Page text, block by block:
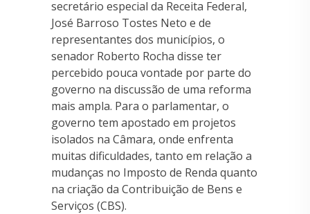
secretário especial da Receita Federal,
José Barroso Tostes Neto e de
representantes dos municípios, o
senador Roberto Rocha disse ter
percebido pouca vontade por parte do
governo na discussão de uma reforma
mais ampla. Para o parlamentar, o
governo tem apostado em projetos
isolados na Câmara, onde enfrenta
muitas dificuldades, tanto em relação a
mudanças no Imposto de Renda quanto
na criação da Contribuição de Bens e
Serviços (CBS).